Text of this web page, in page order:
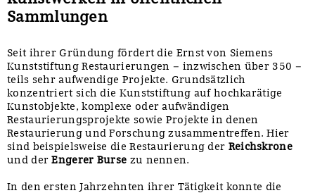
Sammlungen
Seit ihrer Gründung fördert die Ernst von Siemens
Kunststiftung Restaurierungen – inzwischen über 350 –
teils sehr aufwendige Projekte. Grundsätzlich
konzentriert sich die Kunststiftung auf hochkarätige
Kunstobjekte, komplexe oder aufwändigen
Restaurierungsprojekte sowie Projekte in denen
Restaurierung und Forschung zusammentreffen. Hier
sind beispielsweise die Restaurierung der Reichskrone
und derEngerer Burse zu nennen.
In den ersten Jahrzehnten ihrer Tätigkeit konnte die
Zwischenfinanzierung